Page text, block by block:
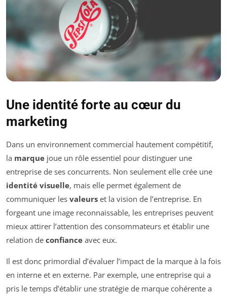
Une identité forte au cœur du
marketing
Dans un environnement commercial hautement compétitif,
la marque joue un rôle essentiel pour distinguer une
entreprise de ses concurrents. Non seulement elle crée une
identité visuelle, mais elle permet également de
communiquer les valeurs et la vision de l’entreprise. En
forgeant une image reconnaissable, les entreprises peuvent
mieux attirer l’attention des consommateurs et établir une
relation de confiance avec eux.
Il est donc primordial d’évaluer l’impact de la marque à la fois
en interne et en externe. Par exemple, une entreprise qui a
pris le temps d’établir une stratégie de marque cohérente a